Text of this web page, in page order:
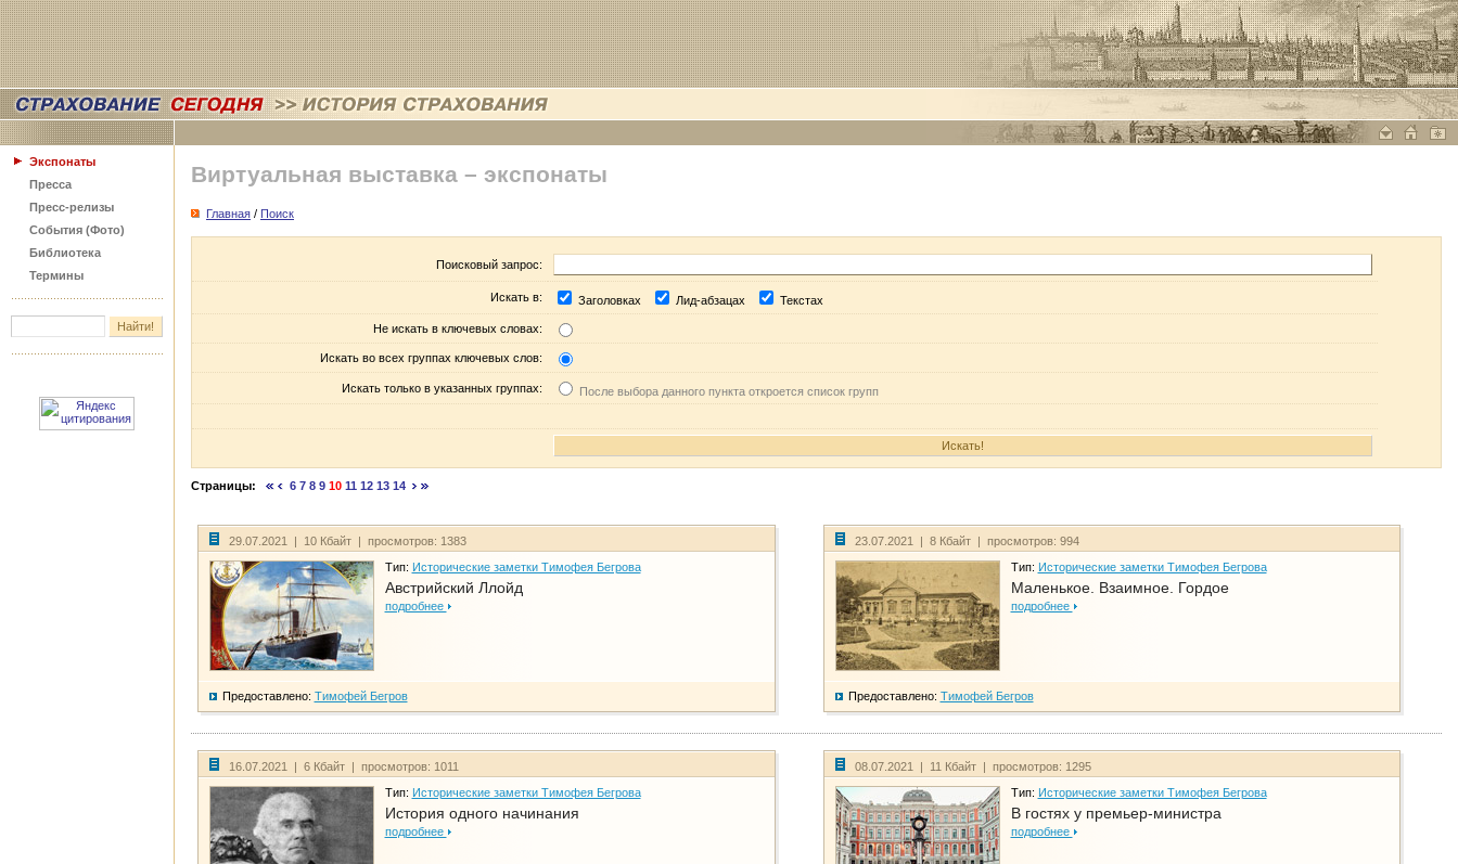
Экспонаты
Пресса
Пресс-релизы
События (Фото)
Библиотека
Термины
Виртуальная выставка – экспонаты
Главная / Поиск
Поисковый запрос:
Искать в: Заголовках Лид-абзацах Текстах
Не искать в ключевых словах:
Искать во всех группах ключевых слов:
Искать только в указанных группах: После выбора данного пункта откроется список групп
Страницы: 6 7 8 9 10 11 12 13 14
29.07.2021 | 10 Кбайт | просмотров: 1383
Тип: Исторические заметки Тимофея Бегрова
Австрийский Ллойд
подробнее
Предоставлено: Тимофей Бегров
23.07.2021 | 8 Кбайт | просмотров: 994
Тип: Исторические заметки Тимофея Бегрова
Маленькое. Взаимное. Гордое
подробнее
Предоставлено: Тимофей Бегров
16.07.2021 | 6 Кбайт | просмотров: 1011
Тип: Исторические заметки Тимофея Бегрова
История одного начинания
подробнее
08.07.2021 | 11 Кбайт | просмотров: 1295
Тип: Исторические заметки Тимофея Бегрова
В гостях у премьер-министра
подробнее